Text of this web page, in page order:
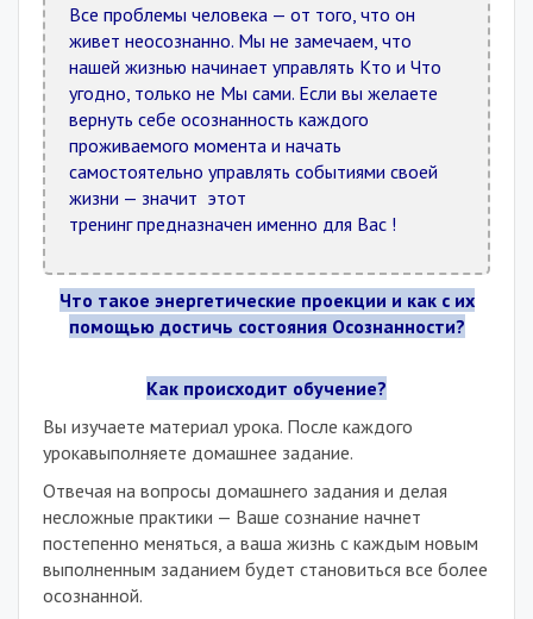
Все проблемы человека — от того, что он
живет неосознанно. Мы не замечаем, что
нашей жизнью начинает управлять Кто и Что
угодно, только не Мы сами. Если вы желаете
вернуть себе осознанность каждого
проживаемого момента и начать
самостоятельно управлять событиями своей
жизни — значит этот
тренингпредназначен именно для Вас !
Что такое энергетические проекции и как с их
помощью достичь состояния Осознанности?
Как происходит обучение?
Вы изучаете материал урока. После каждого
урокавыполняете домашнее задание.
Отвечая на вопросы домашнего задания и делая
несложные практики — Ваше сознание начнет
постепенно меняться, а ваша жизнь с каждым новым
выполненным заданием будет становиться все более
осознанной.